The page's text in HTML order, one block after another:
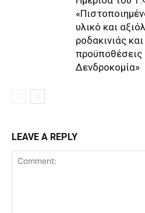
υλικό και
ροδακινιάς
προϋποθέσεις
Δενδροκομία»
LEAVE A REPLY